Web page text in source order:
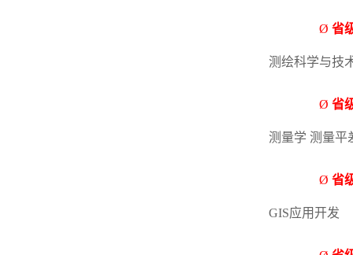
Ø 省
测绘科学与技
Ø 省
测量学 测量平
Ø 省
GIS应用开发